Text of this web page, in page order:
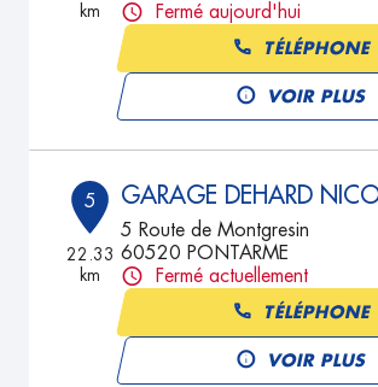
km
Fermé aujourd'hui
TÉLÉPHONE
VOIR PLUS
5
22.33
km
GARAGE DEHARD
5 Route de Montgresin
60520 PONTARME
Fermé actuellement
TÉLÉPHONE
VOIR PLUS